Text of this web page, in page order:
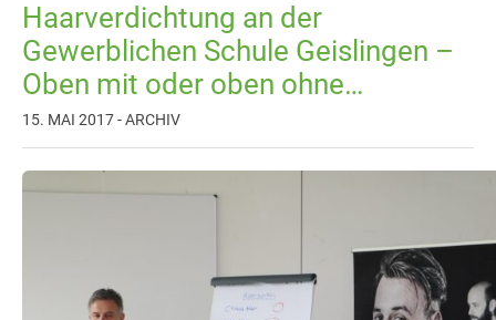
Haarverdichtung an der
Gewerblichen Schule Geislingen –
Oben mit oder oben ohne…
15. MAI 2017 - ARCHIV